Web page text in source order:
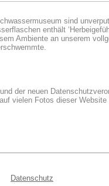
sind
enthält
Ambiente an unserem
der neuen
vielen Fotos dieser
Datenschutz